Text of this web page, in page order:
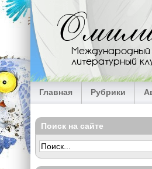
Перейти к основному содержанию
Международный
литературный
Главная Рубрики
Поиск на сайте